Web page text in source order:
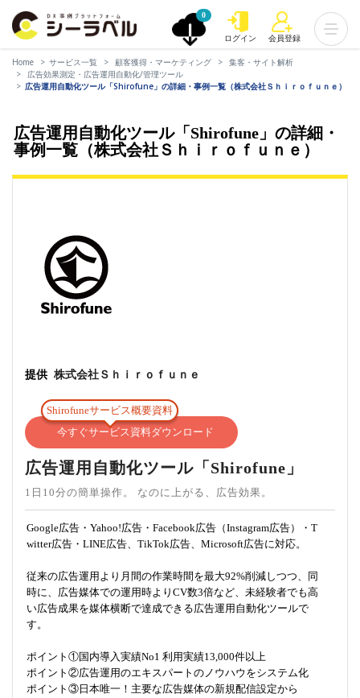
0
ログイン 会員登録
Home サービス一覧 顧客獲得・マーケティング
集客・サイト解析
広告効果測定・広告運用自動化/管理ツール
広告運用自動化ツール「Shirofune」の詳細・事例一覧（株式会社Ｓｈｉｒｏｆｕｎｅ）
広告運用自動化ツール「Shirofune」の詳細・
事例一覧（株式会社Ｓｈｉｒｏｆｕｎｅ）
提供 株式会社Ｓｈｉｒｏｆｕｎｅ
Shirofuneサービス概要資料
今すぐサービス資料ダウンロード
広告運用自動化ツール「Shirofune」
1日10分の簡単操作。 なのに上がる、広告効果。
Google広告・Yahoo!広告・Facebook広告（Instagram広告）・T
witter広告・LINE広告、TikTok広告、Microsoft広告に対応。
従来の広告運用より月間の作業時間を最大92%削減しつつ、同
時に、広告媒体での運用時よりCV数3倍など、未経験者でも高
い広告成果を媒体横断で達成できる広告運用自動化ツールで
す。
ポイント①国内導入実績No1 利用実績13,000件以上
ポイント②広告運用のエキスパートのノウハウをシステム化
ポイント③日本唯一！主要な広告媒体の新規配信設定から